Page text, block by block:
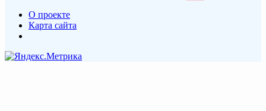
О проекте
Карта сайта